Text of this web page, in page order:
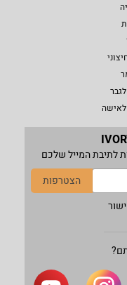
לתיבת המייל שלכם
הצטרפות